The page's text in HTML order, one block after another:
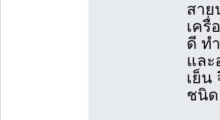
สาย
เครื่
ดี ท
แล
เย็น
ชนิด